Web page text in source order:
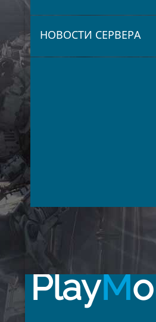
НОВОСТИ СЕРВЕРА
PlayM